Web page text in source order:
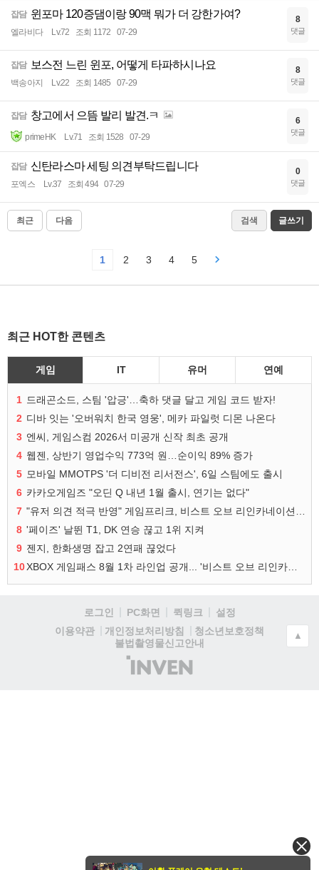
잡담 윈포마 120증댐이랑 90맥 뭐가 더 강한가여?
엘라비다 Lv.72 조회 1172 07-29
8
댓글
잡담 보스전 느린 윈포, 어떻게 타파하시나요
백송아지 Lv.22 조회 1485 07-29
8
댓글
잡담 창고에서 으뜸 발리 발견.ㅋ
primeHK Lv.71 조회 1528 07-29
6
댓글
잡담 신탄라스마 세팅 의견부탁드립니다
포엑스 Lv.37 조회 494 07-29
0
댓글
최근 다음 검색 글쓰기
1 2 3 4 5
최근 HOT한 콘텐츠
게임 IT 유머 연예
1 드래곤소드, 스팀 '압긍'…축하 댓글 달고 게임 코드 받자!
2 디바 잇는 '오버워치 한국 영웅', 메카 파일럿 디몬 나온다
3 엔씨, 게임스컴 2026서 미공개 신작 최초 공개
4 웹젠, 상반기 영업수익 773억 원…순이익 89% 증가
5 모바일 MMOTPS '더 디비전 리서전스', 6일 스팀에도 출시
6 카카오게임즈 "오딘 Q 내년 1월 출시, 연기는 없다"
7
8 '페이즈' 날뛴 T1, DK 연승 끊고 1위 지켜
9 젠지, 한화생명 잡고 2연패 끊었다
10
로그인 PC화면 퀵링크
설정
이용약관
개인정보처리방침
청소년보호정책
불법촬영물신고안내
(주)
인
▲